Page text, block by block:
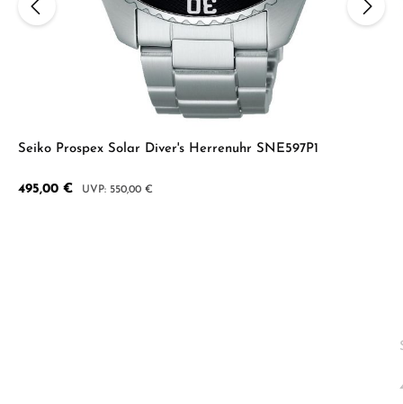
Seiko Prospex Solar Diver's Herrenuhr SNE597P1
Verkaufspreis:
495,00 € Regulärer Preis:
550,00 €